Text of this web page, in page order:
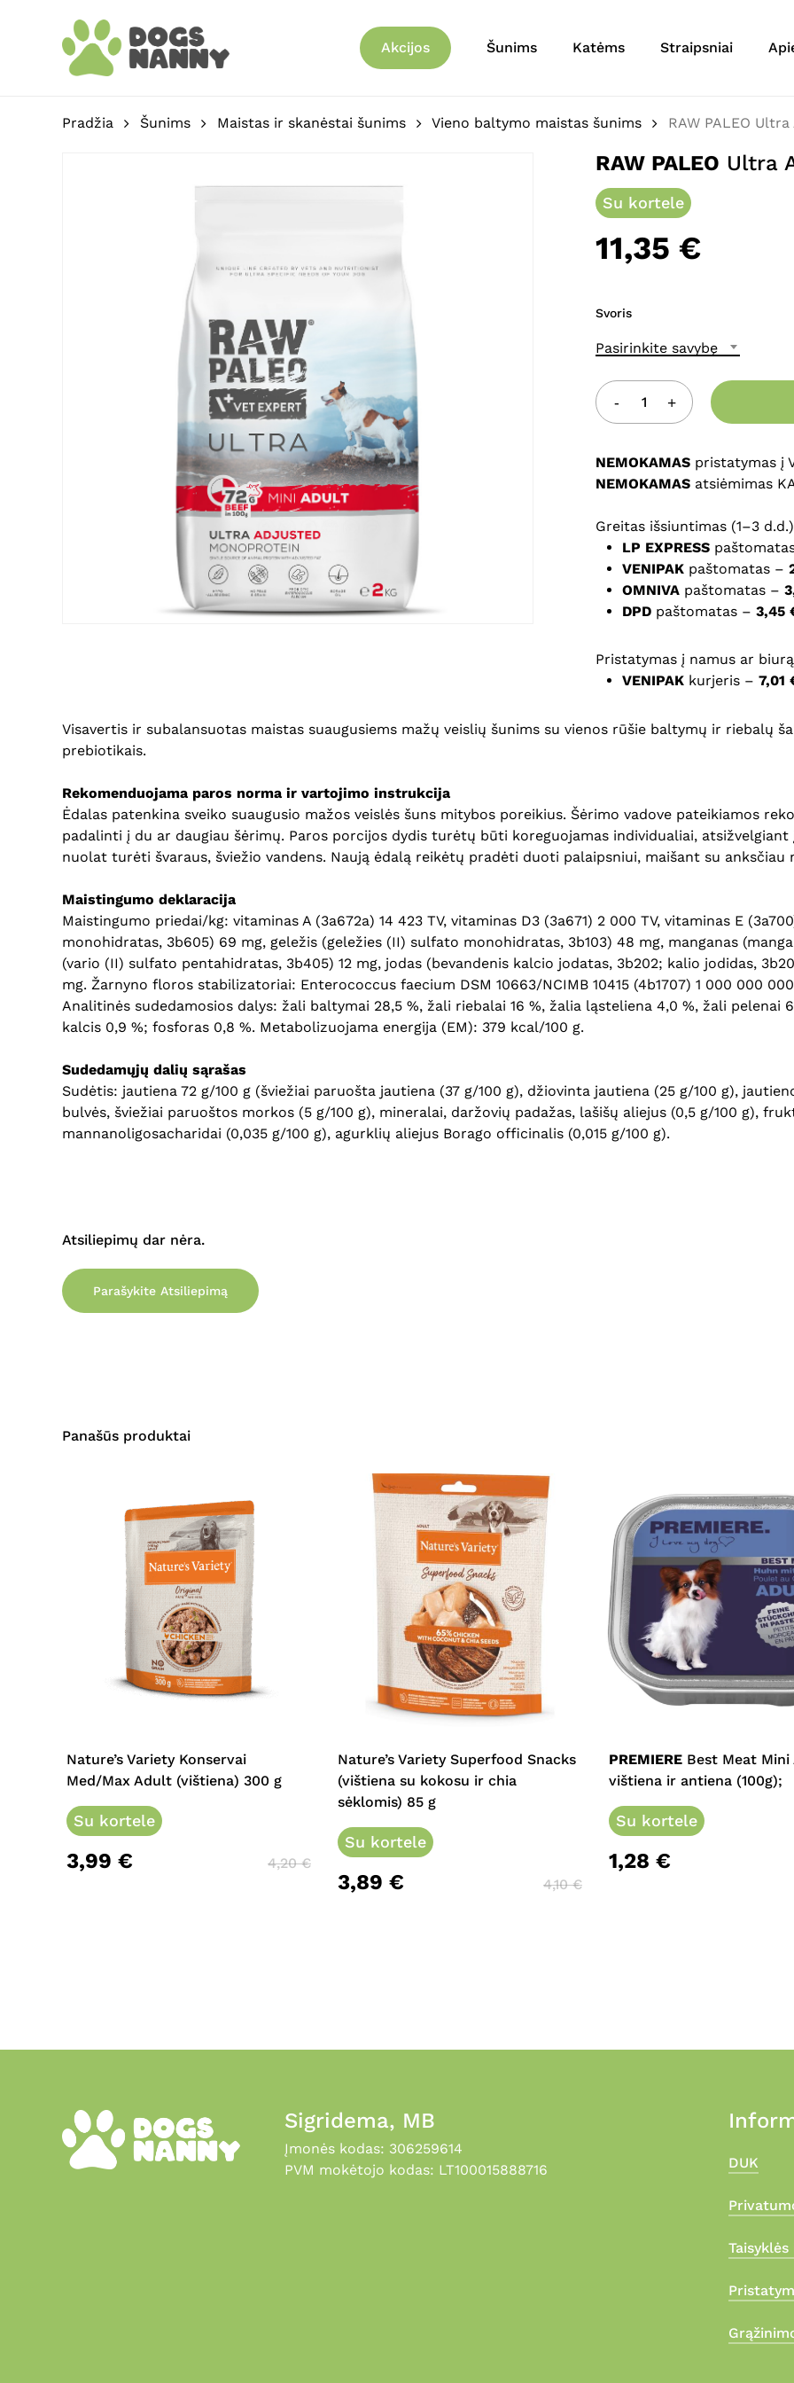
Akcijos Šunims Katėms Straipsniai
Pradžia Šunims Maistas ir skanėstai šunims Vieno baltymo maistas šunims RAW PALEO
RAW PALEO Ultra
Su kortele
11,35 €
Svoris
Pasirinkite savybę
NEMOKAMAS pristatymas į
NEMOKAMAS atsiėmimas
Greitas išsiuntimas (1–3
LP EXPRESS
VENIPAK paštomatas –
OMNIVA paštomatas –
DPD paštomatas – 3,45
Pristatymas į namus ar
VENIPAK kurjeris – 7,01
Visavertis ir subalansuotas maistas suaugusiems mažų veislių šunims su vienos rūšie baltymų ir riebalų
prebiotikais.
Rekomenduojama paros norma ir vartojimo instrukcija
Ėdalas patenkina sveiko suaugusio mažos veislės šuns mitybos poreikius. Šėrimo vadove pateikiamos
padalinti į du ar daugiau šėrimų. Paros porcijos dydis turėtų būti koreguojamas individualiai,
nuolat turėti švaraus, šviežio vandens. Naują ėdalą reikėtų pradėti duoti palaipsniui, maišant su anksčiau
Maistingumo deklaracija
Maistingumo priedai/kg: vitaminas A (3a672a) 14 423 TV, vitaminas D3 (3a671) 2 000 TV, vitaminas E
monohidratas, 3b605) 69 mg, geležis (geležies (II) sulfato monohidratas, 3b103) 48 mg, manganas
(vario (II) sulfato pentahidratas, 3b405) 12 mg, jodas (bevandenis kalcio jodatas, 3b202; kalio jodidas,
mg. Žarnyno floros stabilizatoriai: Enterococcus faecium DSM 10663/NCIMB 10415 (4b1707) 1 000 000 000
Analitinės sudedamosios dalys: žali baltymai 28,5 %, žali riebalai 16 %, žalia ląsteliena 4,0 %, žali pelenai
kalcis 0,9 %; fosforas 0,8 %. Metabolizuojama energija (EM): 379 kcal/100 g.
Sudedamųjų dalių sąrašas
Sudėtis: jautiena 72 g/100 g (šviežiai paruošta jautiena (37 g/100 g), džiovinta jautiena (25 g/100 g),
bulvės, šviežiai paruoštos morkos (5 g/100 g), mineralai, daržovių padažas, lašišų aliejus (0,5 g/100 g),
mannanoligosacharidai (0,035 g/100 g), agurklių aliejus Borago officinalis (0,015 g/100 g).
Atsiliepimų dar nėra.
Parašykite Atsiliepimą
Panašūs produktai
Nature’s Variety Konservai
Med/Max Adult (vištiena) 300 g
Su kortele
3,99 € 4,20€
Nature’s Variety Superfood Snacks
(vištiena su kokosu ir chia
sėklomis) 85 g
Su kortele
3,89 € 4,10€
PREMIERE Best Meat
vištiena ir antiena (100g);
Su kortele
1,28 €
Sigridema, MB
Įmonės kodas: 306259614
PVM mokėtojo kodas: LT100015888716
DUK
Būkite pirmas aprašęs
Jūsų įvertinimas*
Jūsų atsiliepimas *
Pavadinimas*
Noriu savo interneto
komentarą.